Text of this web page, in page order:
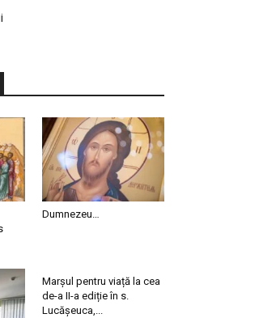
Dumnezeu…
Marșul pentru viață la cea
de-a II-a ediție în s.
Lucășeuca,...